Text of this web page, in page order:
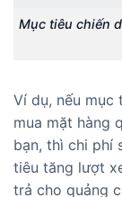
Mục tiêu chiến
Ví dụ, nếu mục
mua mặt hàng
bạn, thì chi phí
tiêu tăng lượt
trả cho quảng